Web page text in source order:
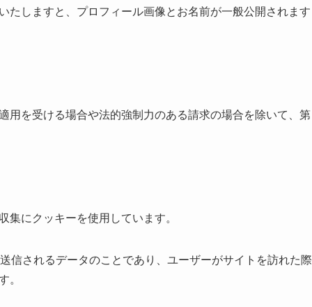
たしますと、プロフィール画像とお名前が一般公開されます
用を受ける場合や法的強制力のある請求の場合を除いて、第
集にクッキーを使用しています。
信されるデータのことであり、ユーザーがサイトを訪れた際
。